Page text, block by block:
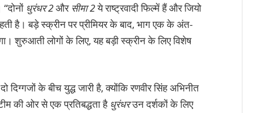
धुरंधर 2और सीमा 2ये राष्ट्रवादी फिल्में हैं और जियो
है। बड़े स्क्रीन पर प्रीमियर के बाद, भाग एक के अंत-
शुरुआती लोगों के लिए, यह बड़ी स्क्रीन के लिए विशेष
के बीच युद्ध जारी है, क्योंकि रणवीर सिंह अभिनीत
की ओर से एक प्रतिबद्धता है धुरंधरउन दर्शकों के लिए